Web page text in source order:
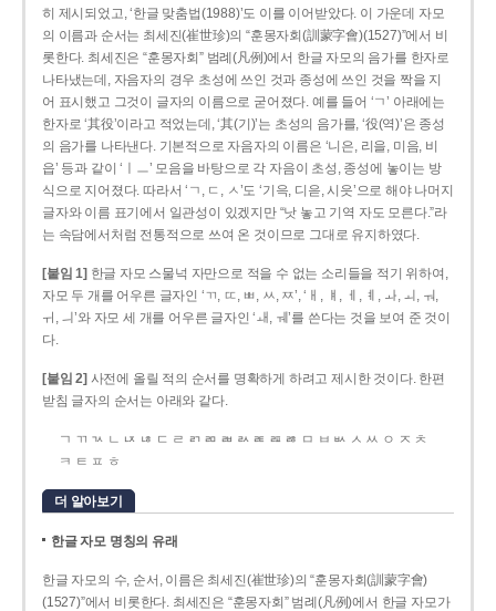
히 제시되었고, ‘한글 맞춤법(1988)’도 이를 이어받았다. 이 가운데 자모
의 이름과 순서는 최세진(崔世珍)의 “훈몽자회(訓蒙字會)(1527)”에서 비
롯한다. 최세진은 “훈몽자회” 범례(凡例)에서 한글 자모의 음가를 한자로
나타냈는데, 자음자의 경우 초성에 쓰인 것과 종성에 쓰인 것을 짝을 지
어 표시했고 그것이 글자의 이름으로 굳어졌다. 예를 들어 ‘ㄱ’ 아래에는
한자로 ‘其役’이라고 적었는데, ‘其(기)’는 초성의 음가를, ‘役(역)’은 종성
의 음가를 나타낸다. 기본적으로 자음자의 이름은 ‘니은, 리을, 미음, 비
읍’ 등과 같이 ‘ㅣㅡ’ 모음을 바탕으로 각 자음이 초성, 종성에 놓이는 방
식으로 지어졌다. 따라서 ‘ㄱ, ㄷ, ㅅ’도 ‘기윽, 디읃, 시읏’으로 해야 나머지
글자와 이름 표기에서 일관성이 있겠지만 “낫 놓고 기역 자도 모른다.”라
는 속담에서처럼 전통적으로 쓰여 온 것이므로 그대로 유지하였다.
[붙임 1] 한글 자모 스물넉 자만으로 적을 수 없는 소리들을 적기 위하여,
자모 두 개를 어우른 글자인 ‘ㄲ, ㄸ, ㅃ, ㅆ, ㅉ’, ‘ㅐ, ㅒ, ㅔ, ㅖ, ㅘ, ㅚ, ㅝ,
ㅟ, ㅢ’와 자모 세 개를 어우른 글자인 ‘ㅙ, ㅞ’를 쓴다는 것을 보여 준 것이
다.
[붙임 2] 사전에 올릴 적의 순서를 명확하게 하려고 제시한 것이다. 한편
받침 글자의 순서는 아래와 같다.
ㄱ ㄲ ㄳ ㄴ ㄵ ㄶ ㄷ ㄹ ㄺ ㄻ ㄼ ㄽ ㄾ ㄿ ㅀ ㅁ ㅂ ㅄ ㅅ ㅆ ㅇ ㅈ ㅊ
ㅋ ㅌ ㅍ ㅎ
더 알아보기
한글 자모 명칭의 유래
한글 자모의 수, 순서, 이름은 최세진(崔世珍)의 “훈몽자회(訓蒙字會)
(1527)”에서 비롯한다. 최세진은 “훈몽자회” 범례(凡例)에서 한글 자모가